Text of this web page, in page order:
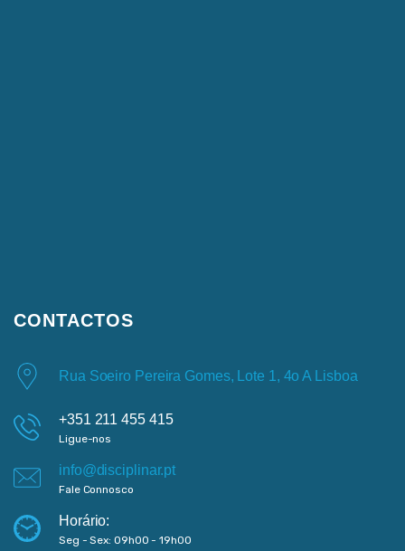
CONTACTOS
Rua Soeiro Pereira Gomes, Lote 1, 4o A Lisboa
+351 211 455 415
Ligue-nos
info@disciplinar.pt
Fale Connosco
Horário:
Seg - Sex: 09h00 - 19h00